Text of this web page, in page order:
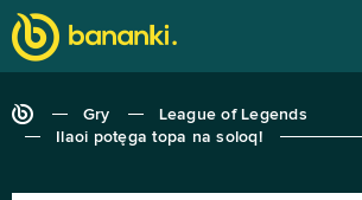
Gry
League of Legends
Ilaoi potęga topa na soloq!